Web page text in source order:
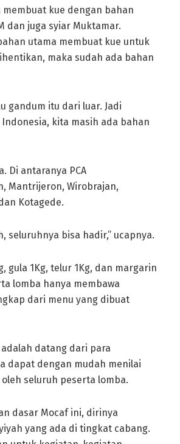
kue dengan bahan
dan juga syiar Muktamar.
utama membuat kue untuk
maka sudah ada bahan
gandum itu dari luar. Jadi
kita masih ada bahan
Di antaranya PCA
Mantrijeron, Wirobrajan,
Kotagede.
seluruhnya bisa hadir,” ucapnya.
gula 1Kg, telur 1Kg, dan margarin
lomba hanya membawa
dari menu yang dibuat
datang dari para
dapat dengan mudah menilai
seluruh peserta lomba.
dasar Mocaf ini, dirinya
yang ada di tingkat cabang.